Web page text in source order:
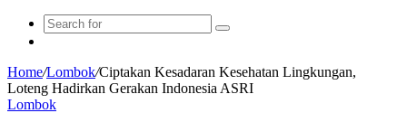
Search
Home/Lombok/Ciptakan Kesadaran Kesehatan Lingkungan,
Loteng Hadirkan Gerakan Indonesia ASRI
Lombok